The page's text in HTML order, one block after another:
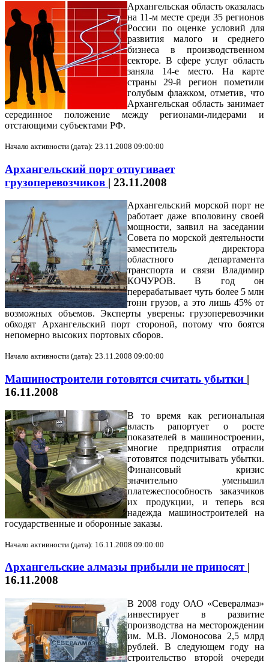
Архангельская область оказалась
на 11-м месте среди 35 регионов
России по оценке условий для
развития малого и среднего
бизнеса в производственном
секторе. В сфере услуг область
заняла 14-е место. На карте
страны 29-й регион пометили
голубым флажком, отметив, что
Архангельская область занимает
серединное положение между регионами-лидерами и
отстающими субъектами РФ.
Начало активности (дата): 23.11.2008 09:00:00
Архангельский порт отпугивает
грузоперевозчиков | 23.11.2008
Архангельский морской порт не
работает даже вполовину своей
мощности, заявил на заседании
Совета по морской деятельности
заместитель директора
областного департамента
транспорта и связи Владимир
КОЧУРОВ. В год он
перерабатывает чуть более 5 млн
тонн грузов, а это лишь 45% от
возможных объемов. Эксперты уверены: грузоперевозчики
обходят Архангельский порт стороной, потому что боятся
непомерно высоких портовых сборов.
Начало активности (дата): 23.11.2008 09:00:00
Машиностроители готовятся считать убытки |
16.11.2008
В то время как региональная
власть рапортует о росте
показателей в машиностроении,
многие предприятия отрасли
готовятся подсчитывать убытки.
Финансовый кризис
значительно уменьшил
платежеспособность заказчиков
их продукции, и теперь вся
надежда машиностроителей на
государственные и оборонные заказы.
Начало активности (дата): 16.11.2008 09:00:00
Архангельские алмазы прибыли не приносят |
16.11.2008
В 2008 году ОАО «Севералмаз»
инвестирует в развитие
производства на месторождении
им. М.В. Ломоносова 2,5 млрд
рублей. В следующем году на
строительство второй очереди